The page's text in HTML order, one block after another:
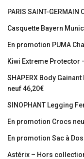
PARIS SAINT-
Casquette Bayern
En promotion PUMA
Kiwi Extreme Protector
SHAPERX Body
neuf 46,20€
SINOPHANT Legging
En promotion Crocs
En promotion Sac à
Astérix – Hors